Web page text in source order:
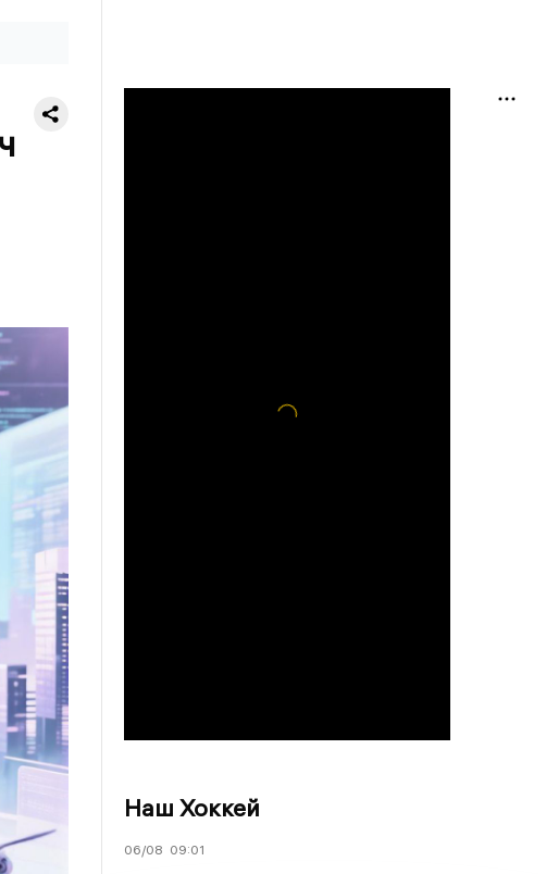
Наш Хоккей
06/08 09:01